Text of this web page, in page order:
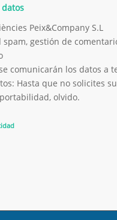
Peix&Company S.L
gestión de
comunicarán los datos a
Hasta que no solicites
olvido.